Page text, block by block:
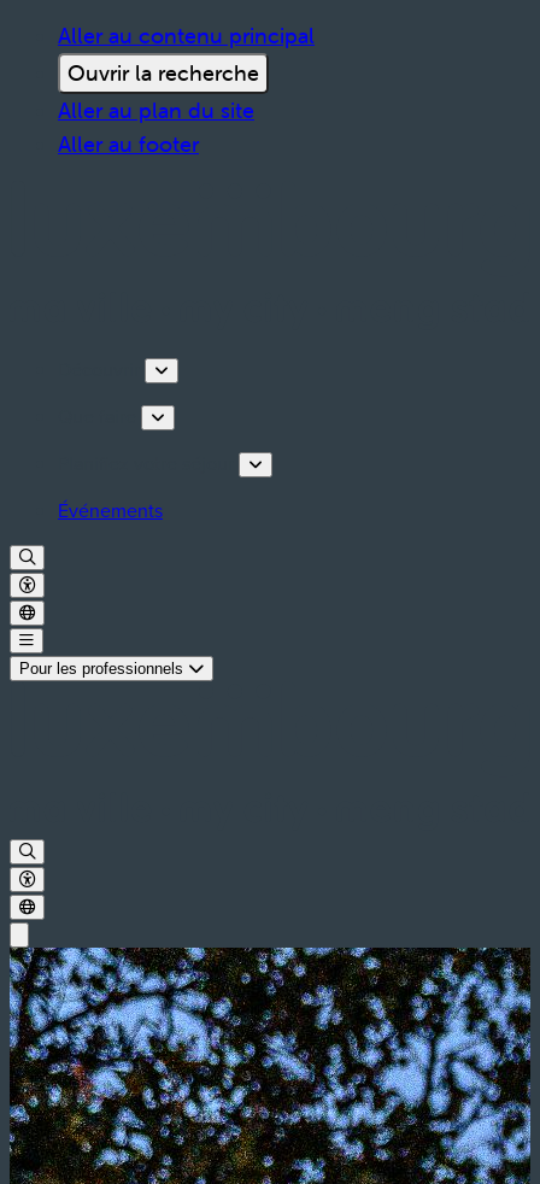
Aller au contenu principal
Ouvrir la recherche
Aller au plan du site
Aller au footer
Événements
Pour les professionnels